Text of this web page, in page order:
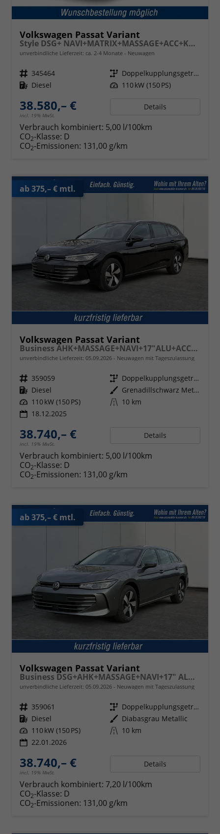
Volkswagen Passat Variant
Style DSG+ NAVI+MATRIX+MASSAGE+ACC+KAMERA
unverbindliche Lieferzeit: ca. 2-4 Monate Neuwagen
Fahrzeugnr. 345464 Getriebe
Doppelkupplungsgetriebe (DSG)
Kraftstoff Diesel Leistung 110 kW (150 PS)
38.580,– €
incl. 19% MwSt.
Details
Verbrauch kombiniert: 5,00 l/100km
CO2-Klasse: D
CO2-Emissionen: 131,00 g/km
ab 375,– € mtl.
Volkswagen Passat Variant
Business AHK+MASSAGE+NAVI+17"ALU+ACC+KAMERA+LED
unverbindliche Lieferzeit: 05.09.2026 Neuwagen mit Tageszulassung
Fahrzeugnr. 359059 Getriebe
Doppelkupplungsgetriebe (DSG)
Kraftstoff Diesel Außenfarbe
Grenadillschwarz Metallic
Leistung 110 kW (150 PS) Kilometerstand 10 km
18.12.2025
38.740,– €
incl. 19% MwSt.
Details
Verbrauch kombiniert: 5,00 l/100km
CO2-Klasse: D
CO2-Emissionen: 131,00 g/km
ab 375,– € mtl.
Volkswagen Passat Variant
Business DSG+AHK+MASSAGE+NAVI+17" ALU+ACC+KAMERA+LED
unverbindliche Lieferzeit: 05.09.2026 Neuwagen mit Tageszulassung
Fahrzeugnr. 359061 Getriebe
Doppelkupplungsgetriebe (DSG)
Kraftstoff Diesel Außenfarbe Diabasgrau Metallic
Leistung 110 kW (150 PS) Kilometerstand 10 km
22.01.2026
38.740,– €
incl. 19% MwSt.
Details
Verbrauch kombiniert: 7,20 l/100km
CO2-Klasse: D
CO2-Emissionen: 131,00 g/km